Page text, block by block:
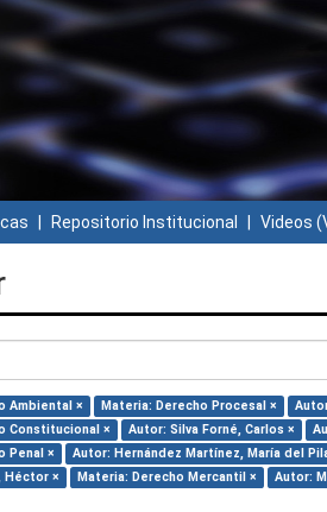
Repositorio Institucional Videos
Ambiental × Materia: Derecho Procesal ×
Constitucional ×
Autor: Silva Forné, Carlos ×
Penal ×
Autor: Hernández Martínez, María del
Héctor ×
Materia: Derecho Mercantil × Autor: